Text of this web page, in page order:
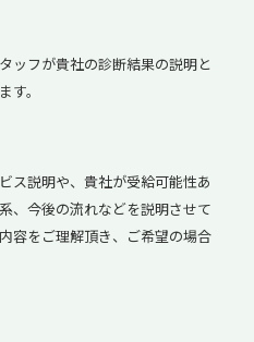
ッフが貴社の診断結果の説明と
す。
ス説明や、貴社が受給可能性あ
、今後の流れなどを説明させて
容をご理解頂き、ご希望の場合